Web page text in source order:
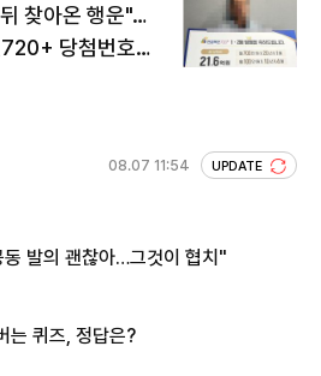
찾아온 행운"…
당첨번호조
08.07 11:54 UPDATE
발의 괜찮아…그것이 협치"
는 퀴즈, 정답은?